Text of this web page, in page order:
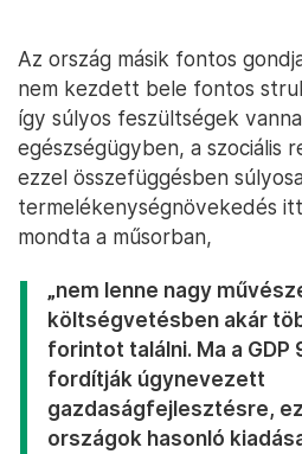
Az ország másik fontos
nem kezdett bele fontos
így súlyos feszültségek
egészségügyben, a szociális
ezzel összefüggésben
termelékenységnövekedés
mondta a műsorban,
„nem lenne nagy
költségvetésben akár
forintot találni. Ma a GDP
fordítják úgynevezett
gazdaságfejlesztésre, ez
országok hasonló